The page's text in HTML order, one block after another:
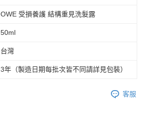
OWE 受損養護 結構重見洗髮露
50ml
台灣
3年（製造日期每批次皆不同請詳見包裝）
客服